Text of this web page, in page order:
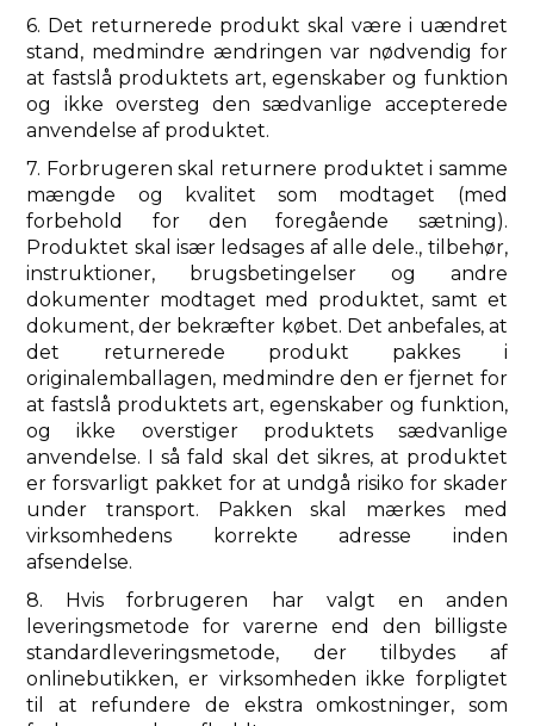
6. Det returnerede produkt skal være i uændret
stand, medmindre ændringen var nødvendig for
at fastslå produktets art, egenskaber og funktion
og ikke oversteg den sædvanlige accepterede
anvendelse af produktet.
7. Forbrugeren skal returnere produktet i samme
mængde og kvalitet som modtaget (med
forbehold for den foregående sætning).
Produktet skal især ledsages af alle dele., tilbehør,
instruktioner, brugsbetingelser og andre
dokumenter modtaget med produktet, samt et
dokument, der bekræfter købet. Det anbefales, at
det returnerede produkt pakkes i
originalemballagen, medmindre den er fjernet for
at fastslå produktets art, egenskaber og funktion,
og ikke overstiger produktets sædvanlige
anvendelse. I så fald skal det sikres, at produktet
er forsvarligt pakket for at undgå risiko for skader
under transport. Pakken skal mærkes med
virksomhedens korrekte adresse inden
afsendelse.
8. Hvis forbrugeren har valgt en anden
leveringsmetode for varerne end den billigste
standardleveringsmetode, der tilbydes af
onlinebutikken, er virksomheden ikke forpligtet
til at refundere de ekstra omkostninger, som